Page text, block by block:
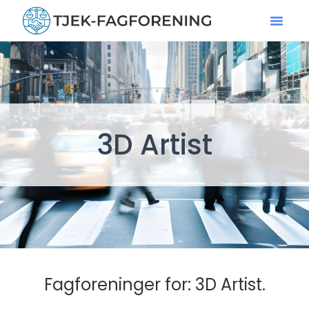
3D Artist
Fagforeninger for: 3D Artist.